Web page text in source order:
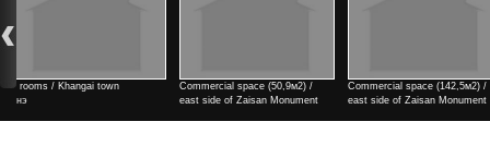
Commercial space (50,9м2) /
east side of Zaisan Monument
Commercial space (142,5м2) /
east side of Zaisan Monument
Commercial space (182м2) /
side of Zaisan Monument